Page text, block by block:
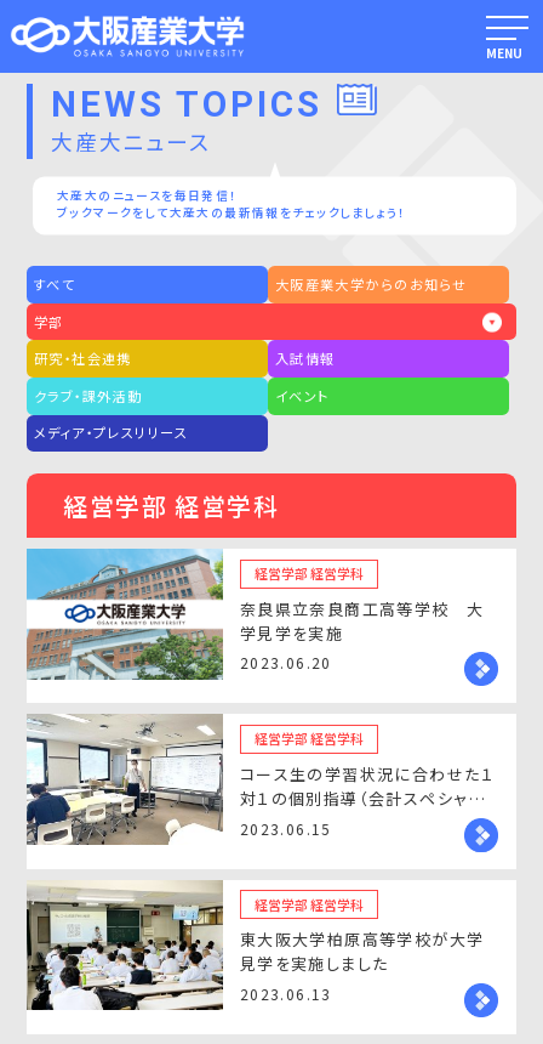
MENU
NEWS TOPICS
大産大ニュース
大産大のニュースを毎日発信！
ブックマークをして大産大の最新情報をチェックしましょう！
経営学部 経営学科
経営学部 経営学科
奈良県立奈良商工高等学校 大
学見学を実施
2023.06.20
経営学部 経営学科
コース生の学習状況に合わせた１
対１の個別指導（会計スペシャリ
ストコース）
2023.06.15
経営学部 経営学科
東大阪大学柏原高等学校が大学
見学を実施しました
2023.06.13
すべて
大阪産業大学からのお知らせ
学部
研究・社会連携
入試情報
クラブ・課外活動
イベント
メディア・プレスリリース